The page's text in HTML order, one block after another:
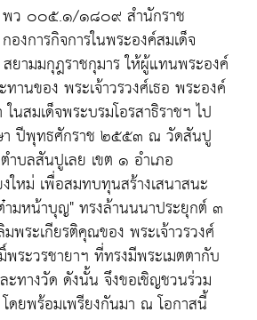
พว ๐๐๕.๑/๑๘๐๙ สำนักราช
องการกิจการในพระองค์สมเด็จ
ยามมกุฎราชกุมาร ให้ผู้แทนพระองค์
านของ พระเจ้าวรวงศ์เธอ พระองค์
ในสมเด็จพระบรมโอรสาธิราชฯ ไป
า ปีพุทธศักราช ๒๕๕๓ ณ วัดสันปู
ำบลสันปูเลย เขต ๑ อำเภอ
ใหม่ เพื่อสมทบทุนสร้างเสนาสนะ
ามหน้าบุญ" ทรงล้านนนาประยุกต์ ๓
พระเกียรติคุณของ พระเจ้าวรวงศ์
พระวรชายาฯ ที่ทรงมีพระเมตตากับ
ะทางวัด ดังนั้น จึงขอเชิญชวนร่วม
ดยพร้อมเพรียงกันมา ณ โอกาสนี้